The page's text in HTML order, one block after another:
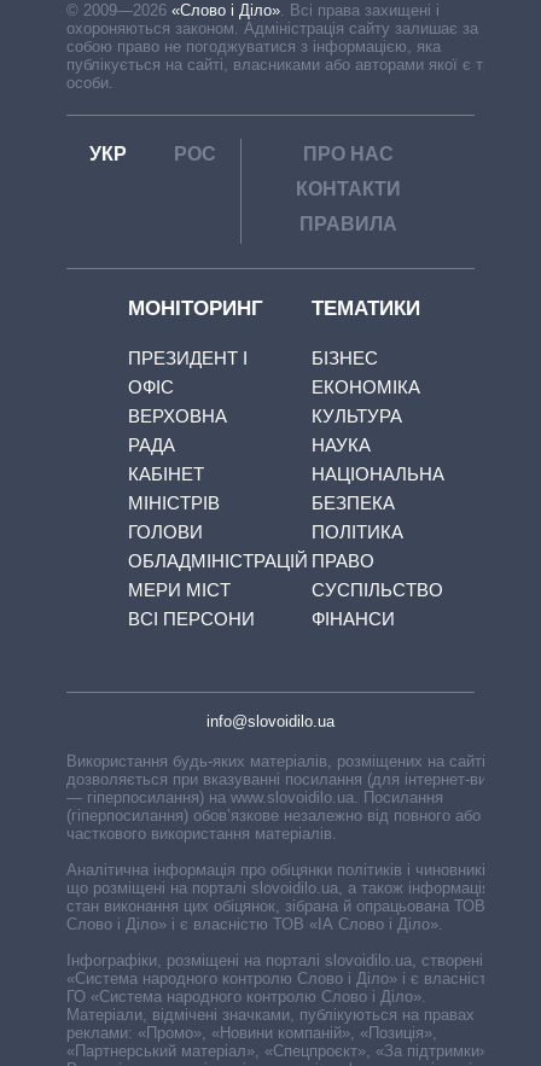
© 2009—2026 «Слово і Діло». Всі права захищені і
охороняються законом. Адміністрація сайту залишає за
собою право не погоджуватися з інформацією, яка
публікується на сайті, власниками або авторами якої є треті
особи.
УКР РОС
ПРО НАС
КОНТАКТИ
ПРАВИЛА
МОНІТОРИНГ
ПРЕЗИДЕНТ І
ОФІС
ВЕРХОВНА
РАДА
КАБІНЕТ
МІНІСТРІВ
ГОЛОВИ
ОБЛАДМІНІСТРАЦІЙ
МЕРИ МІСТ
ВСІ ПЕРСОНИ
ТЕМАТИКИ
БІЗНЕС
ЕКОНОМІКА
КУЛЬТУРА
НАУКА
НАЦІОНАЛЬНА
БЕЗПЕКА
ПОЛІТИКА
ПРАВО
СУСПІЛЬСТВО
ФІНАНСИ
info@slovoidilo.ua
Використання будь-яких матеріалів, розміщених на сайті,
дозволяється при вказуванні посилання (для інтернет-видань
— гіперпосилання) на www.slovoidilo.ua. Посилання
(гіперпосилання) обов’язкове незалежно від повного або
часткового використання матеріалів.
Аналітична інформація про обіцянки політиків і чиновників,
що розміщені на порталі slovoidilo.ua, а також інформація про
стан виконання цих обіцянок, зібрана й опрацьована ТОВ «ІА
Слово і Діло» і є власністю ТОВ «ІА Слово і Діло».
Інфографіки, розміщені на порталі slovoidilo.ua, створені ГО
«Система народного контролю Слово і Діло» і є власністю
ГО «Система народного контролю Слово і Діло».
Матеріали, відмічені значками, публікуються на правах
реклами: «Промо», «Новини компаній», «Позиція»,
«Партнерський матеріал», «Спецпроєкт», «За підтримки».